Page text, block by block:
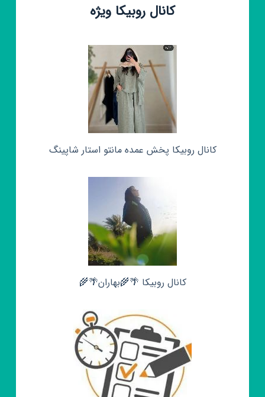
کانال روبیکا ویژه
کانال روبیکا پخش عمده مانتو استار شاپینگ
کانال روبیکا 🌴🌾بهاران🌴🌾